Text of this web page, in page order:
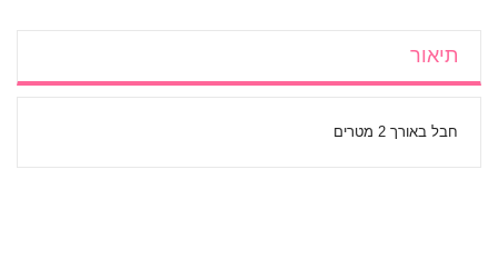
תיאור
חבל באורך 2 מטרים